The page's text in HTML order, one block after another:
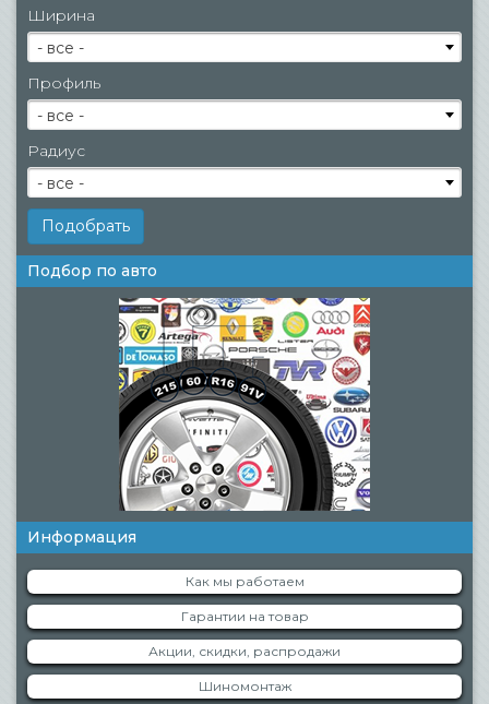
Ширина
- все -
Профиль
- все -
Радиус
- все -
Подбор по авто
Информация
Как мы работаем
Гарантии на товар
Акции, скидки, распродажи
Шиномонтаж